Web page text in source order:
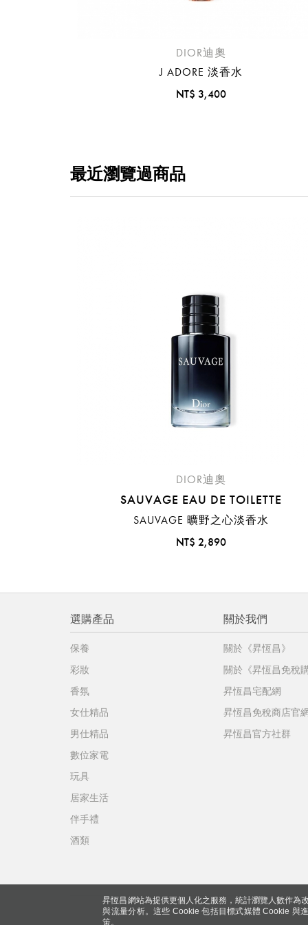
DIOR迪奧
J ADORE 淡香水
NT$ 3,400
最近瀏覽過商品
DIOR迪奧
SAUVAGE EAU DE TOILETTE
SAUVAGE 曠野之心淡香水
NT$ 2,890
昇恆昌網站為提供更個人化之服務，統計瀏覽人數作為
與流量分析。這些 Cookie 包括目標式媒體 Cookie 與
策。
選購產品
保養
彩妝
香氛
女仕精品
男仕精品
數位家電
玩具
居家生活
伴手禮
酒類
關於我們
關於《昇恆昌》
關於《昇恆昌免稅
昇恆昌宅配網
昇恆昌免稅商店官
昇恆昌官方社群